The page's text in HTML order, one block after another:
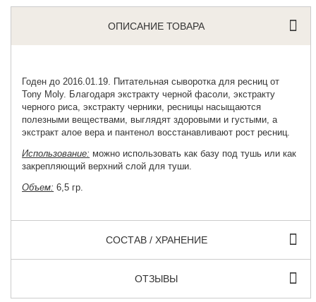
ОПИСАНИЕ ТОВАРА
Годен до 2016.01.19. Питательная сыворотка для ресниц от
Tony Moly. Благодаря экстракту черной фасоли, экстракту
черного риса, экстракту черники, ресницы насыщаются
полезными веществами, выглядят здоровыми и густыми, а
экстракт алое вера и пантенол восстанавливают рост ресниц.
Использование: можно использовать как базу под тушь или как
закрепляющий верхний слой для туши.
Объем: 6,5 гр.
СОСТАВ / ХРАНЕНИЕ
ОТЗЫВЫ